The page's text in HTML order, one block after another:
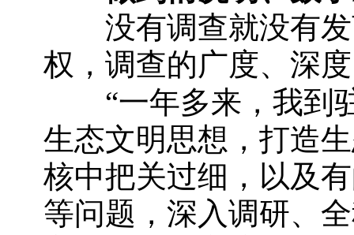
没有调查就没有发
权，调查的广度、深
“一年多来，我到
生态文明思想，打造
核中把关过细，以及
等问题，深入调研、